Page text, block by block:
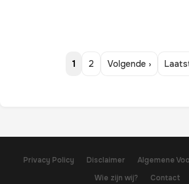
1 2 Volgende ›
Privacy Policy Disclaimer Algemene
Wie zijn wij?
Contact